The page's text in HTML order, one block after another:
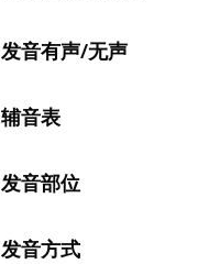
发音有声/无声
辅音表
发音部位
发音方式